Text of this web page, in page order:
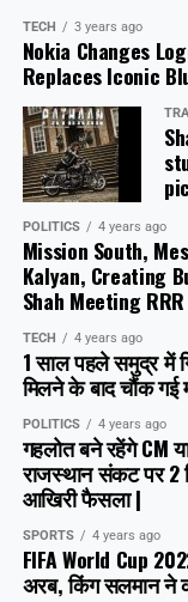
TECH 3 years ago
Nokia Changes
Replaces Iconic
POLITICS 4 years ago
Mission South,
Kalyan, Creating
Shah Meeting
TECH 4 years ago
1 साल पहले समुद्र में
मिलने के बाद चौंक गई
POLITICS 4 years ago
गहलोत बने रहेंगे CM
राजस्थान संकट पर 2
आखिरी फैसला |
SPORTS 4 years ago
FIFA World Cup
अरब, क‍िंग सलमान ने